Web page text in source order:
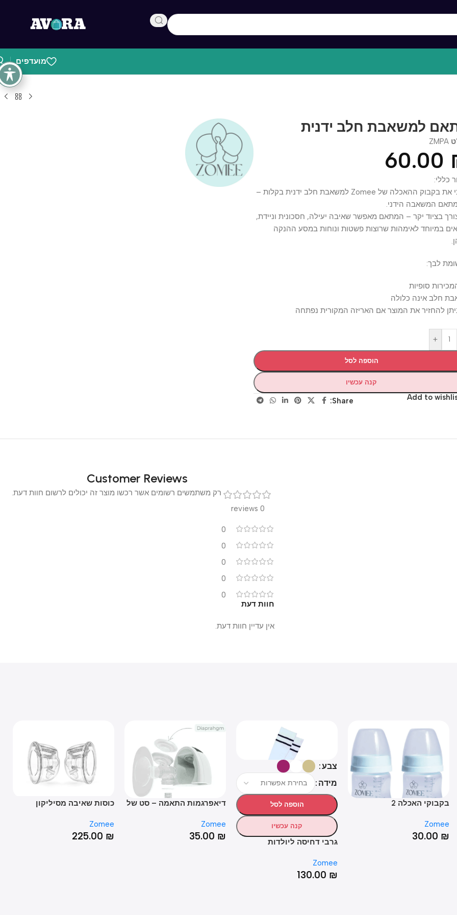
מועדפים
למשאבת חלב ידנית
הפכי את בקבוק ההאכלה של Zomee למשאבת חלב ידנית בקלות –
המשאבה הידני.
בציוד יקר – המתאם מאפשר שאיבה יעילה, חסכונית וניידת,
במיוחד לאימהות שרוצות פשטות ונוחות במסע ההנקה
לבך:
סופיות
אינה כלולה
להחזיר את המוצר אם האריזה המקורית נפתחה
+
הוספה לסל
קנה עכשיו
Add to
Share:
Customer Reviews
0
0
0
0
0
חוות דעת
אין עדיין חוות דעת.
רק משתמשים רשומים אשר רכשו מוצר זה יכולים לרשום חוות דעת.
האכלה 2
30.00
צבע
מידה
הוספה לסל
קנה עכשיו
גרבי דחיסה ליולדות
Zomee
130.00
דיאפרגמות התאמה – סט של
2
Zomee
35.00 ₪
כוסות שאיבה מסיליקון
Zomee
225.00